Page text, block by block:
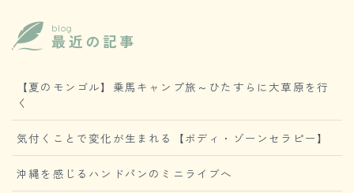
blog
最近の記事
【夏のモンゴル】乗馬キャンプ旅～ひたすらに大草原を行
く
気付くことで変化が生まれる【ボディ・ゾーンセラピー】
沖縄を感じるハンドパンのミニライブへ